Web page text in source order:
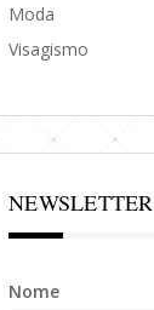
Moda
Visagismo
NEWSLETTER
Nome